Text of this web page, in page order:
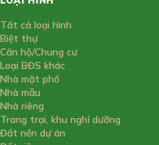
Tất cả loại hình
Biệt thự
Căn hộ/Chung cư
Loại BĐS khác
Nhà mặt phố
Nhà mẫu
Nhà riêng
Trang trại, khu nghỉ dưỡng
Đất nền dự án